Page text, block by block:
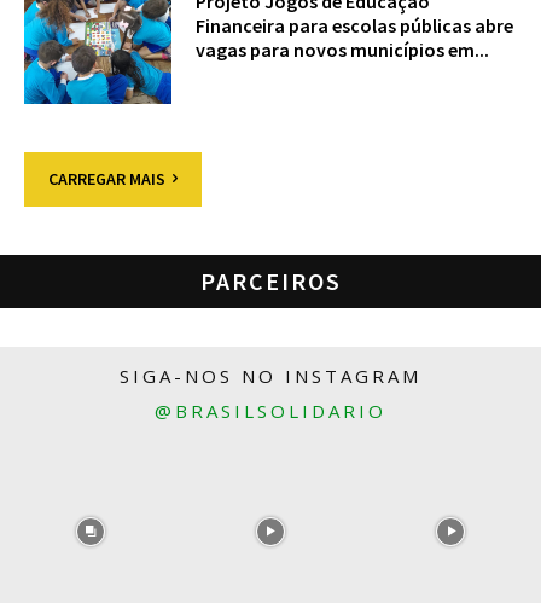
Financeira para escolas públicas abre
vagas para novos municípios em...
CARREGAR MAIS
PARCEIROS
SIGA-NOS NO INSTAGRAM
@BRASILSOLIDARIO